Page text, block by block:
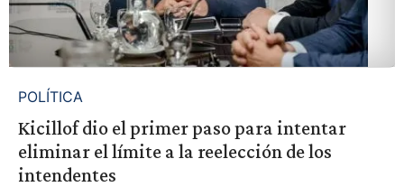
POLÍTICA
Kicillof dio el primer paso para intentar
eliminar el límite a la reelección de los
intendentes